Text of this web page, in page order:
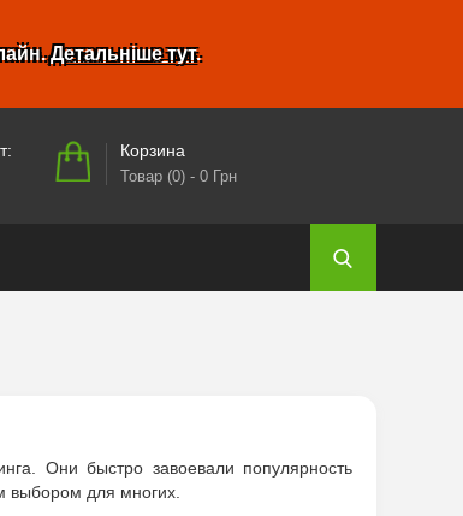
Детальніше тут.
Корзина
Товар (0)- 0 Грн
Они быстро завоевали популярность
выбором для многих.